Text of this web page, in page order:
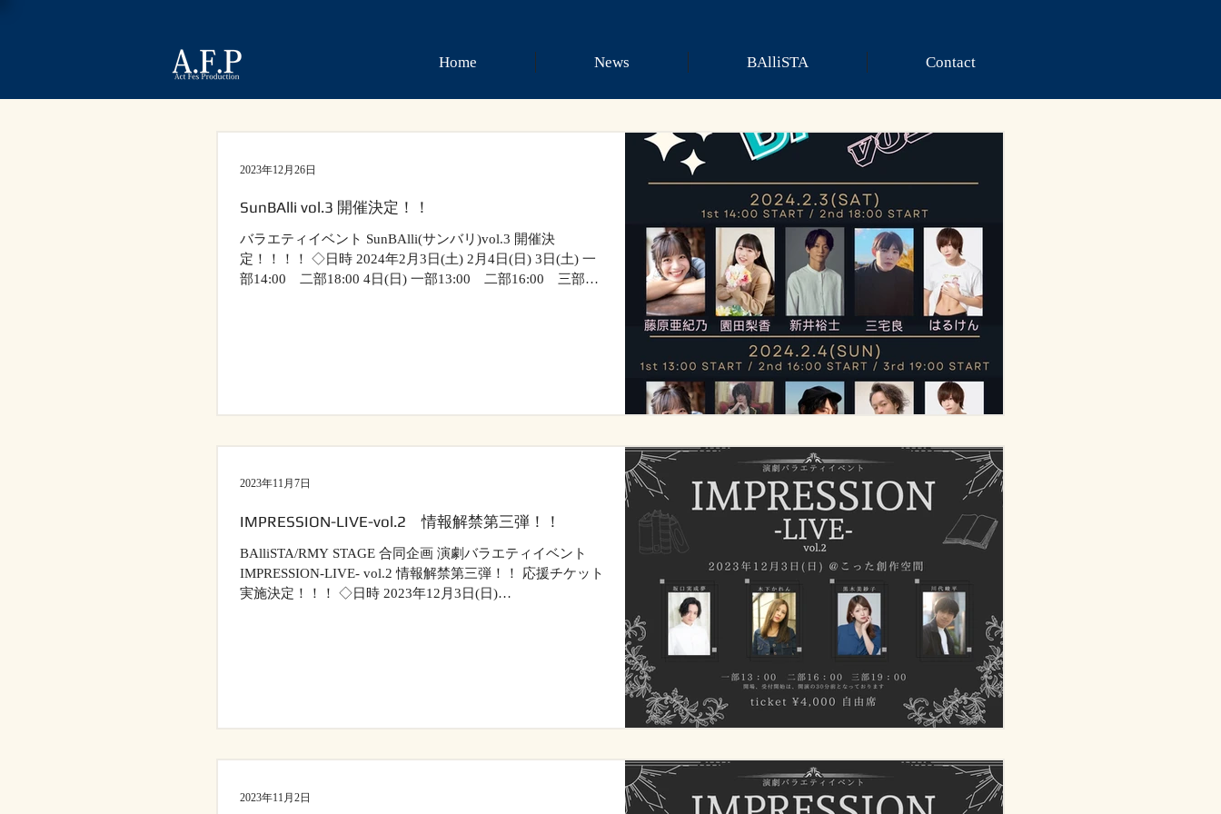
Home News BAlliSTA Contact
SunBAlli vol.3 開催決定！！
バラエティイベント SunBAlli(サンバリ)vol.3 開催決
定！！！！ ◇日時 2024年2月3日(土) 2月4日(日) 3日(土) 一
部14:00 二部18:00 4日(日) 一部13:00 二部16:00 三部
2023年12月26日
IMPRESSION-LIVE-vol.2 情報解禁第三弾！！
BAlliSTA/RMY STAGE 合同企画 演劇バラエティイベント
IMPRESSION-LIVE- vol.2 情報解禁第三弾！！ 応援チケット
実施決定！！！ ◇日時 2023年12月3日(日)
2023年11月7日
2023年11月2日